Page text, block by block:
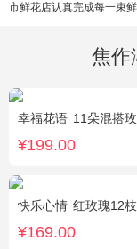
市鲜花店认真完成每一束鲜
焦作
幸福花语 11朵混搭玫瑰（3支红玫瑰、3支粉玫瑰、3支白玫瑰、2支香槟玫瑰），搭配
¥199.00
快乐心情 红玫瑰12枝，满天星
¥169.00